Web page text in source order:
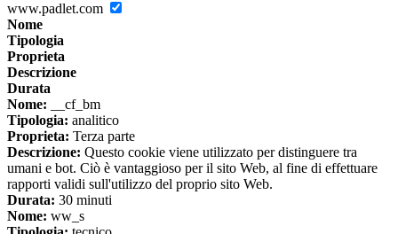
www.padlet.com
Nome
Tipologia
Proprieta
Descrizione
Durata
Nome: __cf_bm
Tipologia: analitico
Proprieta: Terza parte
Descrizione: Questo cookie viene utilizzato per distinguere tra
umani e bot. Ciò è vantaggioso per il sito Web, al fine di effettuare
rapporti validi sull'utilizzo del proprio sito Web.
Durata: 30 minuti
Nome: ww_s